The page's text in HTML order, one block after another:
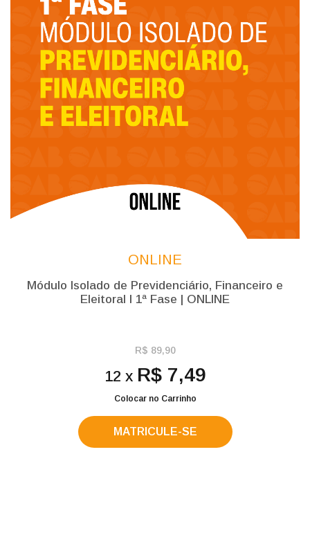
ONLINE
Módulo Isolado de Previdenciário, Financeiro e
Eleitoral l 1ª Fase | ONLINE
R$ 89,90
12 x R$ 7,49
Colocar no Carrinho
MATRICULE-SE